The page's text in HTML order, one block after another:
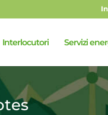
Interlocutori Servizi